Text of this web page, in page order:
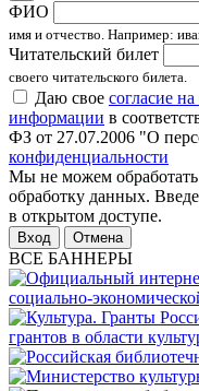
ФИО
имя и отчество. Например:
Читательский билет
своего читательского билета.
Даю свое согласие
информации в
ФЗ от 27.07.2006 "О
конфиденциальности
Мы не можем обработать
обработку данных.
в открытом доступе.
Отмена
ВСЕ БАННЕРЫ